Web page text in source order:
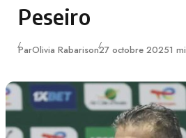
Peseiro
ParOlivia RabarisonPublié
27 octobre 20251